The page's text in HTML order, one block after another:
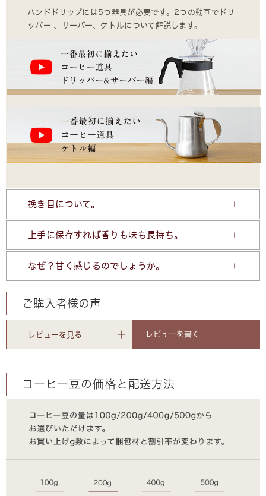
ハンドドリップには5つ器具が必要です。2つの動画でドリ
ッパー 、サーバー、ケトルについて解説します。
挽き目について。
上手に保存すれば香りも味も長持ち。
なぜ？甘く感じるのでしょうか。
ご購入者様の声
レビューを見る レビューを書く
コーヒー豆の価格と配送方法